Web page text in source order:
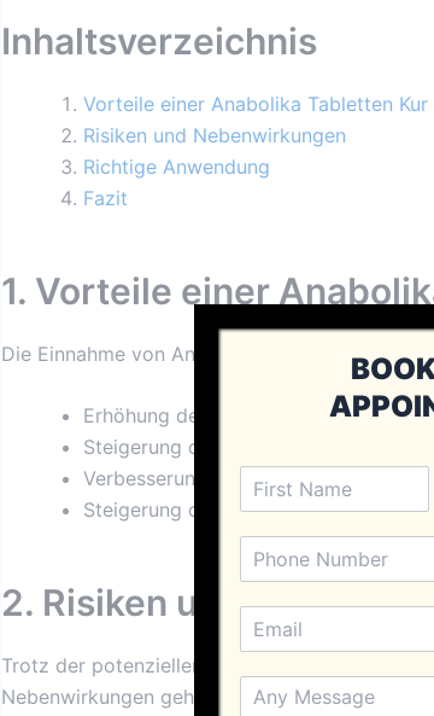
Inhaltsverzeichnis
Vorteile einer Anabolika Tabletten Kur
Risiken und Nebenwirkungen
Richtige Anwendung
Fazit
1. Vorteile einer
Die Einnahme von Anabolika kann
Erhöhung der Muskelmasse
Steigerung der körperlichen
Verbesserung der Regeneration nach
Steigerung des Selbstbewusstseins
2. Risiken und
Trotz der potenziellen Vorteile sind Anabolika
Nebenwirkungen gehören: